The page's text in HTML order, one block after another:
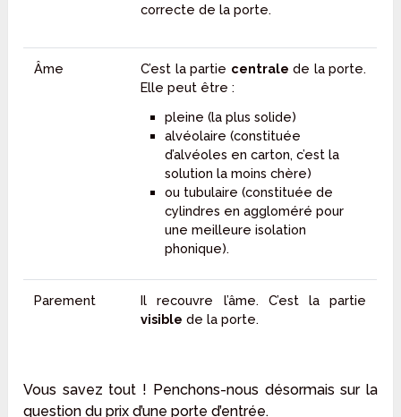
correcte de la porte.
Âme C’est la partie centrale de la porte.
Elle peut être :
pleine (la plus solide)
alvéolaire (constituée
d’alvéoles en carton, c’est la
solution la moins chère)
ou tubulaire (constituée de
cylindres en aggloméré pour
une meilleure isolation
phonique).
Parement
Il recouvre l’âme. C’est la partie
visible de la porte.
Vous savez tout ! Penchons-nous désormais sur la
question du prix d’une porte d’entrée.